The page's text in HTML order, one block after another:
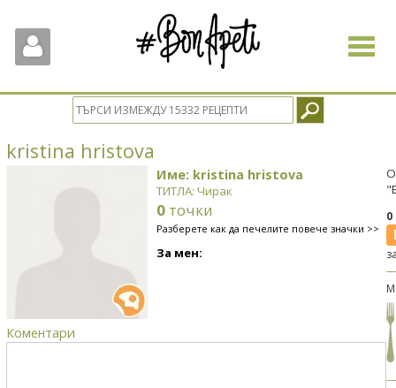
Toggle
kristina hristova
Име: kristina hristova
ТИТЛА: Чирак
0 точки
Разберете как да печелите повече значки >>
За мен:
Коментари